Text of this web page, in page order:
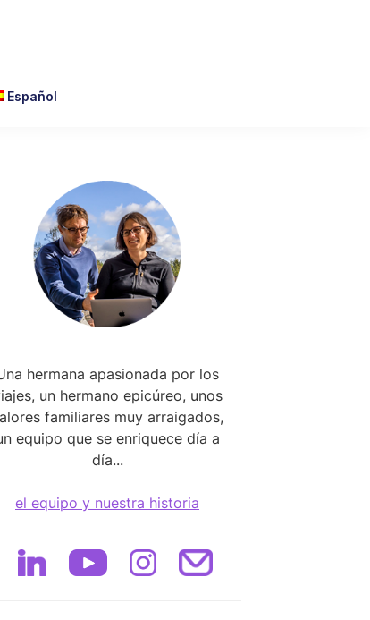
Español
Primary
Sidebar
hermana apasionada por los
un hermano epicúreo, unos
familiares muy arraigados,
equipo que se enriquece día a
día...
el equipo y nuestra historia